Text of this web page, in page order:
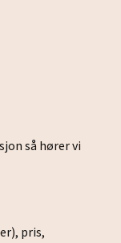
så hører vi
pris,